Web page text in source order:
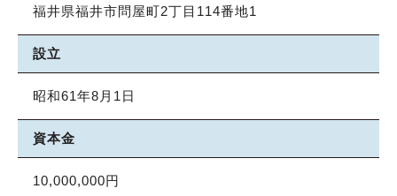
福井県福井市問屋町2丁目114番地1
設立
昭和61年8月1日
資本金
10,000,000円